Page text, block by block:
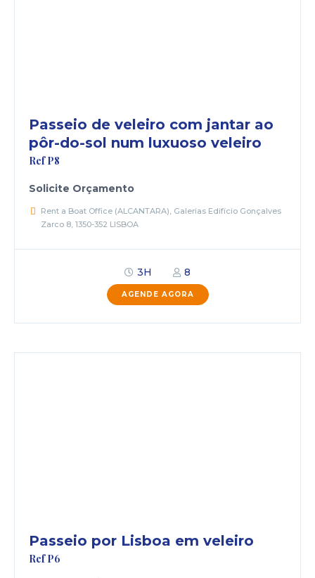
Passeio de veleiro com jantar ao
pôr-do-sol num luxuoso veleiro
Ref P8
Solicite Orçamento
Rent a Boat Office (ALCANTARA), Galerias Edifício Gonçalves
Zarco 8, 1350-352 LISBOA
3H 8
AGENDE AGORA
Passeio por Lisboa em veleiro
Ref P6